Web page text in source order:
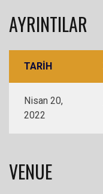
AYRINTILAR
TARIH
Nisan 20,
2022
VENUE